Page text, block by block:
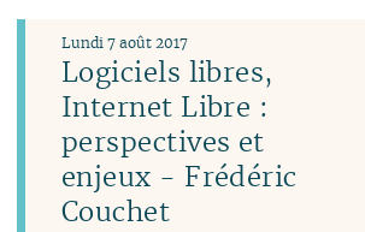
Logiciels libres,
Internet Libre :
perspectives et
enjeux - Frédéric
Couchet
Lundi 7 août 2017